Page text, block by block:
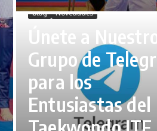
blog Novedades
Únete a
Grupo de
para los
Entusiastas del